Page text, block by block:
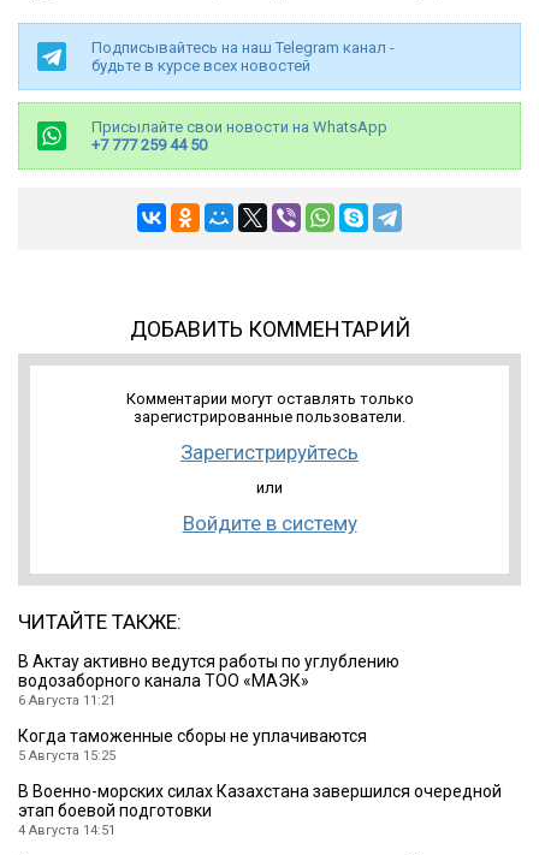
Подписывайтесь на наш Telegram канал -
будьте в курсе всех новостей
Присылайте свои новости на WhatsApp
+7 777 259 44 50
ДОБАВИТЬ КОММЕНТАРИЙ
Комментарии могут оставлять только
зарегистрированные пользователи.
Зарегистрируйтесь
или
Войдите в систему
ЧИТАЙТЕ ТАКЖЕ:
В Актау активно ведутся работы по углублению
водозаборного канала ТОО «МАЭК»
6 Августа 11:21
Когда таможенные сборы не уплачиваются
5 Августа 15:25
В Военно-морских силах Казахстана завершился очередной
этап боевой подготовки
4 Августа 14:51